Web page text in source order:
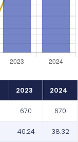
2023 2024
670 670
40.24 38.32